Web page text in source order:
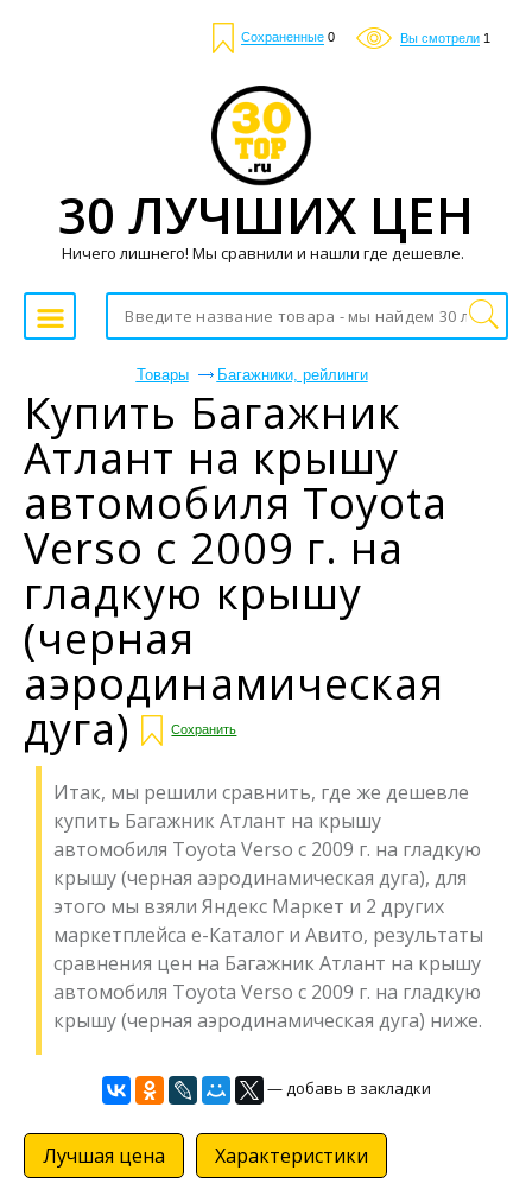
Сохраненные 0 Вы смотрели 1
Товары Багажники, рейлинги
Купить Багажник
Атлант на крышу
автомобиля Toyota
Verso с 2009 г. на
гладкую крышу
(черная
аэродинамическая
дуга) Сохранить
Итак, мы решили сравнить, где же дешевле
купить Багажник Атлант на крышу
автомобиля Toyota Verso с 2009 г. на гладкую
крышу (черная аэродинамическая дуга), для
этого мы взяли Яндекс Маркет и 2 других
маркетплейса е-Каталог и Авито, результаты
сравнения цен на Багажник Атлант на крышу
автомобиля Toyota Verso с 2009 г. на гладкую
крышу (черная аэродинамическая дуга) ниже.
— добавь в закладки
Лучшая цена Характеристики
30 ЛУЧШИХ ЦЕН
Ничего лишнего! Мы сравнили и нашли где дешевле.